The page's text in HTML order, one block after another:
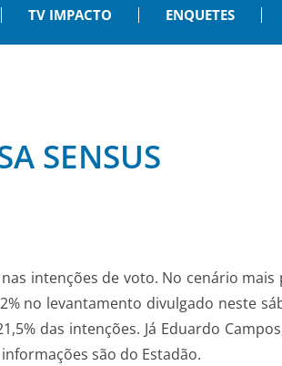
TV IMPACTO ENQUETES
SENSUS
intenções de voto. No cenário mais
no levantamento divulgado neste
das intenções. Já Eduardo
são do Estadão.